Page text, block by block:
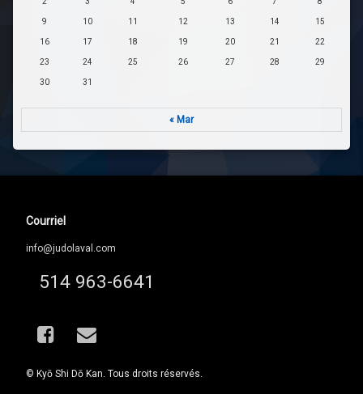
9 10 11 12 13 14 15
16 17 18 19 20 21 22
23 24 25 26 27 28 29
30 31
« Mar
Courriel
info@judolaval.com
Tel :
514 963-6641
Facebook
Courriel
© Kyō Shi Dō Kan. Tous droits réservés.